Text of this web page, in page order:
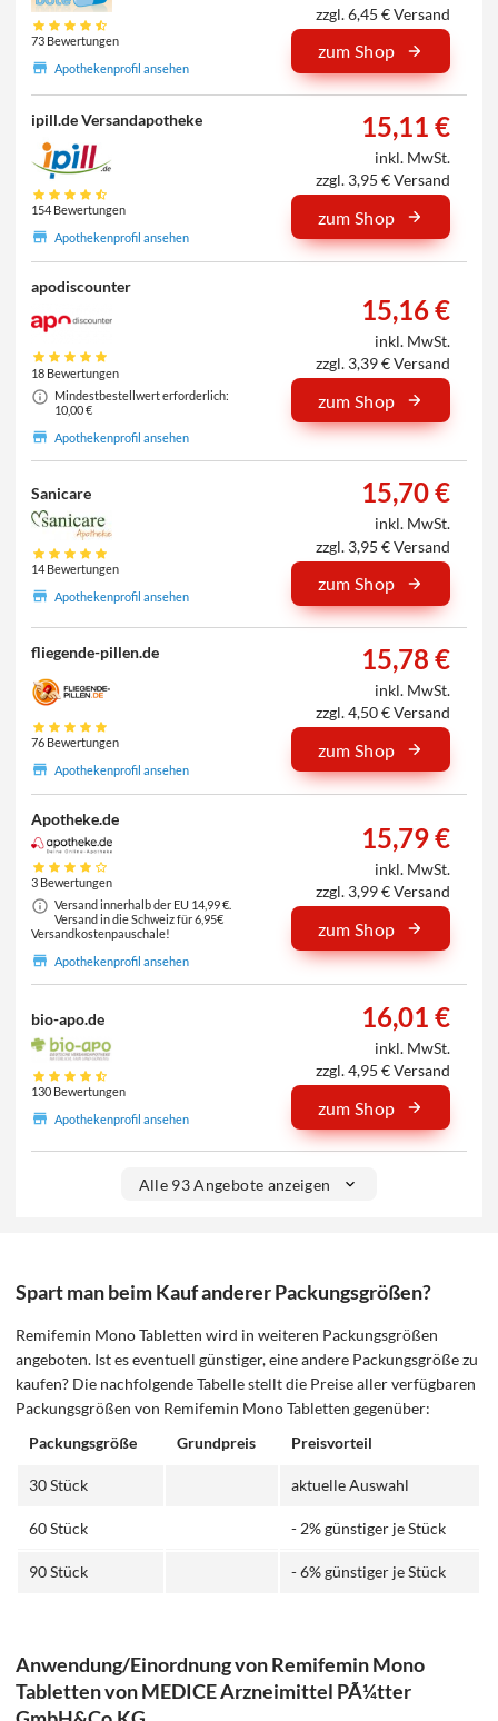
73 Bewertungen
Apothekenprofil ansehen
zzgl. 6,45 € Versand
zum Shop
ipill.de Versandapotheke
154 Bewertungen
Apothekenprofil ansehen
15,11 €
inkl. MwSt.
zzgl. 3,95 € Versand
zum Shop
apodiscounter
18 Bewertungen
Mindestbestellwert erforderlich:
10,00 €
Apothekenprofil ansehen
15,16 €
inkl. MwSt.
zzgl. 3,39 € Versand
zum Shop
Sanicare
14 Bewertungen
Apothekenprofil ansehen
15,70 €
inkl. MwSt.
zzgl. 3,95 € Versand
zum Shop
fliegende-pillen.de
76 Bewertungen
Apothekenprofil ansehen
15,78 €
inkl. MwSt.
zzgl. 4,50 € Versand
zum Shop
Apotheke.de
3 Bewertungen
Versand innerhalb der EU 14,99 €.
Versand in die Schweiz für 6,95€
Versandkostenpauschale!
Apothekenprofil ansehen
15,79 €
inkl. MwSt.
zzgl. 3,99 € Versand
zum Shop
bio-apo.de
130 Bewertungen
Apothekenprofil ansehen
16,01 €
inkl. MwSt.
zzgl. 4,95 € Versand
zum Shop
Alle 93 Angebote anzeigen
Spart man beim Kauf anderer Packungsgrößen?
Remifemin Mono Tabletten wird in weiteren Packungsgrößen
angeboten. Ist es eventuell günstiger, eine andere Packungsgröße zu
kaufen? Die nachfolgende Tabelle stellt die Preise aller verfügbaren
Packungsgrößen von Remifemin Mono Tabletten gegenüber:
Packungsgröße
Grundpreis Preisvorteil
30 Stück aktuelle Auswahl
60 Stück - 2% günstiger je Stück
90 Stück - 6% günstiger je Stück
Anwendung/Einordnung von Remifemin Mono
Tabletten von MEDICE Arzneimittel PÃ¼tter